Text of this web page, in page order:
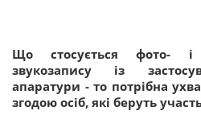
Що стосується фото- і
звукозапису із
апаратури - то потрібна
згодою осіб, які беруть